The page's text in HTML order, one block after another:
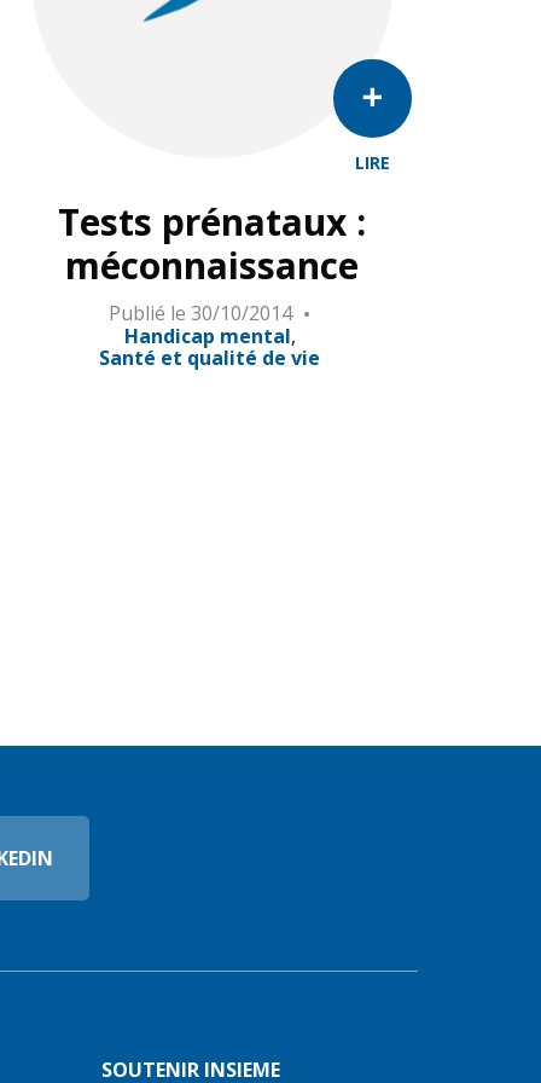
LIRE
Tests prénataux :
méconnaissance
Publié le 30/10/2014
Handicap mental
Santé et qualité de vie
SOUTENIR INSIEME